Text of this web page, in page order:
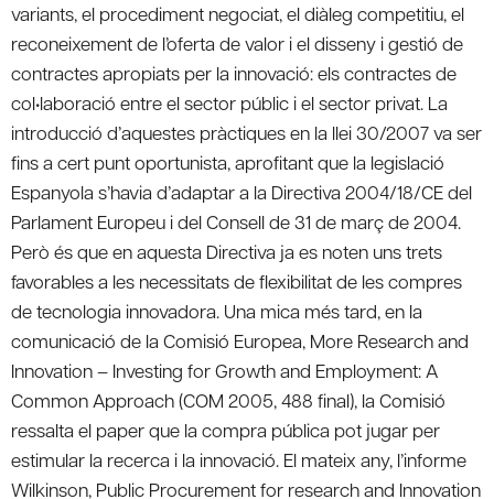
variants, el procediment negociat, el diàleg competitiu, el
reconeixement de l’oferta de valor i el disseny i gestió de
contractes apropiats per la innovació: els contractes de
col•laboració entre el sector públic i el sector privat. La
introducció d’aquestes pràctiques en la llei 30/2007 va ser
fins a cert punt oportunista, aprofitant que la legislació
Espanyola s’havia d’adaptar a la Directiva 2004/18/CE del
Parlament Europeu i del Consell de 31 de març de 2004.
Però és que en aquesta Directiva ja es noten uns trets
favorables a les necessitats de flexibilitat de les compres
de tecnologia innovadora. Una mica més tard, en la
comunicació de la Comisió Europea, More Research and
Innovation – Investing for Growth and Employment: A
Common Approach (COM 2005, 488 final), la Comisió
ressalta el paper que la compra pública pot jugar per
estimular la recerca i la innovació. El mateix any, l’informe
Wilkinson, Public Procurement for research and Innovation